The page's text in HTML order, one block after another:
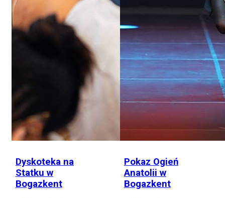
Dyskoteka na
Statku w
Bogazkent
Pokaz Ogień
Anatolii w
Bogazkent